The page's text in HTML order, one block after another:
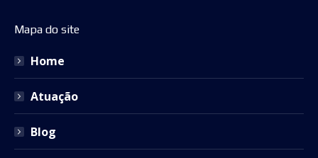
opens
new
opens
new
opens
Mapa do site
Home
Atuação
Blog